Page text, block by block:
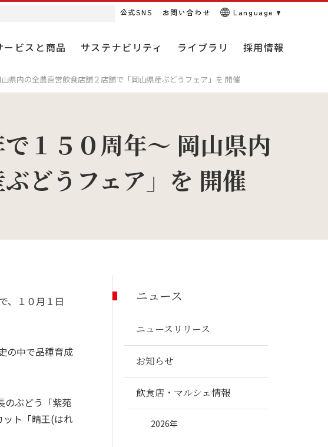
ての全農 経営理念
全農の概要
研究・開発・人材
米穀事業
農薬事業
畜産販売事業
ービスと商品 サステナビリティ
ンス
アニマルウェルフェアに関す
る取り組み
ライブラリ
誌 Apron 動画・CM
イト ＪＡ全農オフィシャルSNS
採用情報
キャリア（中途）採用情報
公式SNS お問い合わせ Language
県内の全農直営飲食店舗２店舗で「岡山県産ぶどうフェア」を 開催
１５０周年～ 岡山県内
どうフェア」を 開催
、１０月１日
の中で品種育成
のぶどう「紫苑
ット「晴王(はれ
ニュース
ニュースリリース
お知らせ
飲食店・マルシェ情報
2026年